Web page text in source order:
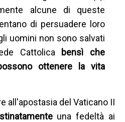
alcune di queste
di persuadere loro
uomini non sono salvati
Cattolica bensì che
ottenere la vita
all'apostasia del Vaticano II
una fedeltà ai